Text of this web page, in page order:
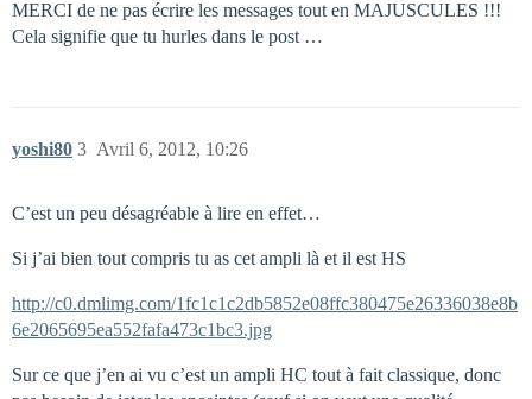
MERCI de ne pas écrire les messages tout en MAJUSCULES !!!
Cela signifie que tu hurles dans le post …
yoshi80 Avril 6, 2012, 10:26
3
C’est un peu désagréable à lire en effet…
Si j’ai bien tout compris tu as cet ampli là et il est HS
http://c0.dmlimg.com/1fc1c1c2db5852e08ffc380475e26336038e8b
6e2065695ea552fafa473c1bc3.jpg
Sur ce que j’en ai vu c’est un ampli HC tout à fait classique, donc